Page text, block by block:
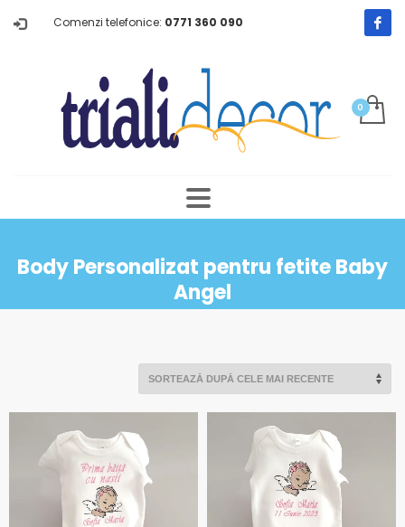
Comenzi telefonice: 0771 360 090
Body Personalizat pentru fetite Baby
Angel